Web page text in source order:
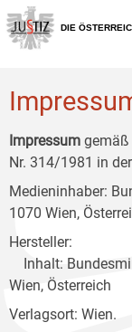
Zur
Hauptnavigation
[1]
Zum
Inhalt
[2]
Zum
Untermenü
[3]
DIE
Impressum gemäß
Nr. 314/1981 in
Medieninhaber:
1070 Wien,
Hersteller:
Inhalt:
Wien, Österreich
Verlagsort: Wien.